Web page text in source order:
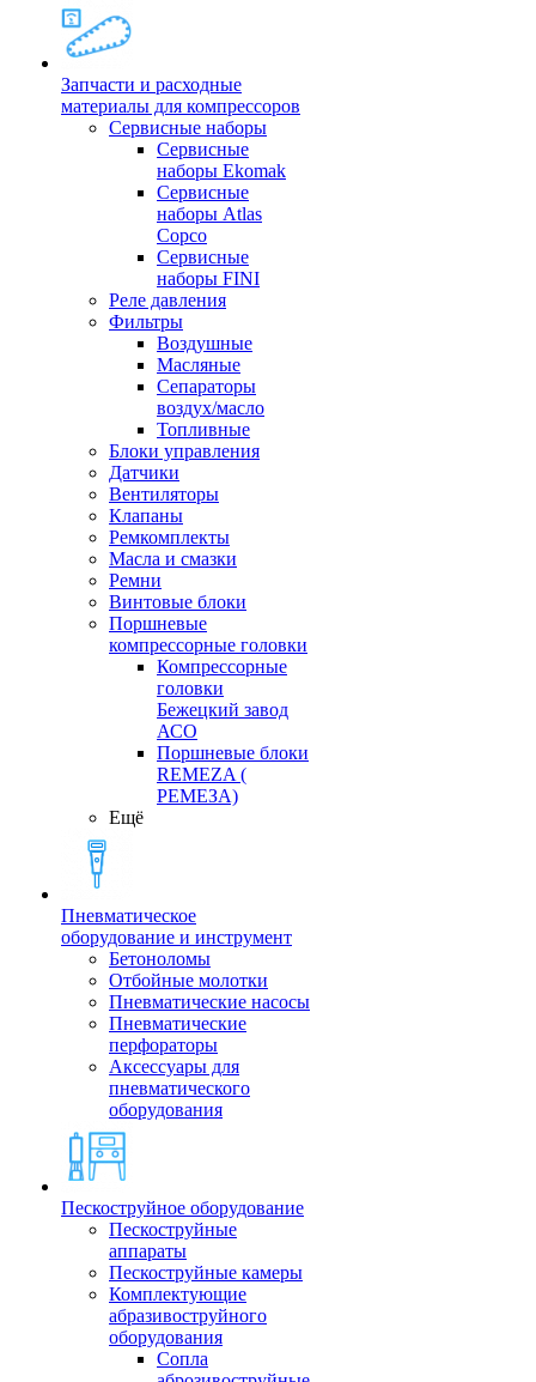
Запчасти и расходные
материалы для компрессоров
Cервисные наборы
Сервисные
наборы Ekomak
Cервисные
наборы Atlas
Copco
Сервисные
наборы FINI
Реле давления
Фильтры
Воздушные
Масляные
Сепараторы
воздух/масло
Топливные
Блоки управления
Датчики
Вентиляторы
Клапаны
Ремкомплекты
Масла и смазки
Ремни
Винтовые блоки
Поршневые
компрессорные головки
Компрессорные
головки
Бежецкий завод
АСО
Поршневые блоки
REMEZA (
РЕМЕЗА)
Ещё
Пневматическое
оборудование и инструмент
Бетоноломы
Отбойные молотки
Пневматические насосы
Пневматические
перфораторы
Аксессуары для
пневматического
оборудования
Пескоструйное оборудование
Пескоструйные
аппараты
Пескоструйные камеры
Комплектующие
абразивоструйного
оборудования
Сопла